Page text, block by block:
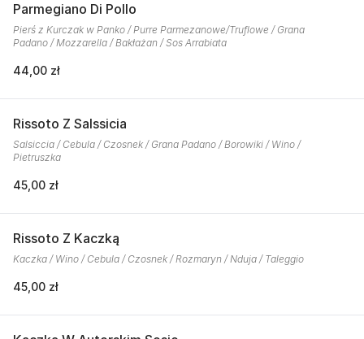
Parmegiano Di Pollo
Pierś z Kurczak w Panko / Purre Parmezanowe/Truflowe / Grana
Padano / Mozzarella / Bakłażan / Sos Arrabiata
44,00 zł
Rissoto Z Salssicia
Salsiccia / Cebula / Czosnek / Grana Padano / Borowiki / Wino /
Pietruszka
45,00 zł
Rissoto Z Kaczką
Kaczka / Wino / Cebula / Czosnek / Rozmaryn / Nduja / Taleggio
45,00 zł